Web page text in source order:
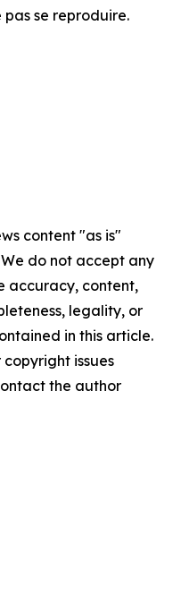
se reproduire.
content "as is"
do not accept any
accuracy, content,
legality, or
in this article.
issues
the author